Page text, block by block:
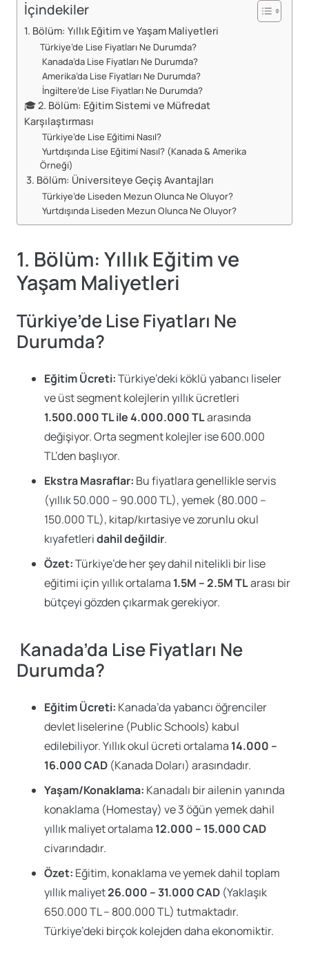
İçindekiler
1. Bölüm: Yıllık Eğitim ve Yaşam Maliyetleri
Türkiye’de Lise Fiyatları Ne Durumda?
Kanada’da Lise Fiyatları Ne Durumda?
Amerika’da Lise Fiyatları Ne Durumda?
İngiltere’de Lise Fiyatları Ne Durumda?
🎓 2. Bölüm: Eğitim Sistemi ve Müfredat
Karşılaştırması
Türkiye’de Lise Eğitimi Nasıl?
Yurtdışında Lise Eğitimi Nasıl? (Kanada & Amerika
Örneği)
3. Bölüm: Üniversiteye Geçiş Avantajları
Türkiye’de Liseden Mezun Olunca Ne Oluyor?
Yurtdışında Liseden Mezun Olunca Ne Oluyor?
1. Bölüm: Yıllık Eğitim ve
Yaşam Maliyetleri
Türkiye’de Lise Fiyatları Ne
Durumda?
Eğitim Ücreti:Türkiye’deki köklü yabancı liseler
ve üst segment kolejlerin yıllık ücretleri
1.500.000 TL ile 4.000.000 TLarasında
değişiyor. Orta segment kolejler ise 600.000
TL’den başlıyor.
Ekstra Masraflar: Bu fiyatlara genellikle servis
(yıllık 50.000 – 90.000 TL), yemek (80.000 –
150.000 TL), kitap/kırtasiye ve zorunlu okul
kıyafetleridahil değildir.
Özet:Türkiye’de her şey dahil nitelikli bir lise
eğitimi için yıllık ortalama 1.5M – 2.5M TLarası bir
bütçeyi gözden çıkarmak gerekiyor.
Kanada’da Lise Fiyatları Ne
Durumda?
Eğitim Ücreti: Kanada’da yabancı öğrenciler
devlet liselerine (Public Schools) kabul
edilebiliyor. Yıllık okul ücreti ortalama 14.000 –
16.000 CAD (Kanada Doları) arasındadır.
Yaşam/Konaklama: Kanadalı bir ailenin yanında
konaklama (Homestay) ve 3 öğün yemek dahil
yıllık maliyet ortalama 12.000 – 15.000 CAD
civarındadır.
Özet: Eğitim, konaklama ve yemek dahil toplam
yıllık maliyet26.000 – 31.000 CAD (Yaklaşık
650.000 TL – 800.000 TL) tutmaktadır.
Türkiye’deki birçok kolejden daha ekonomiktir.